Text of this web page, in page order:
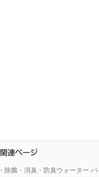
・除菌・消臭・防臭ウォーター